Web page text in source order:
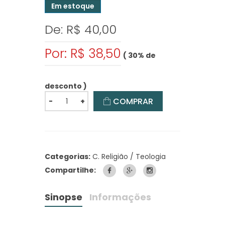
Em estoque
De: R$ 40,00
Por: R$ 38,50 ( 30% de
desconto )
-
+ COMPRAR
Categorias: C. Religião / Teologia
Compartilhe:
Sinopse Informações